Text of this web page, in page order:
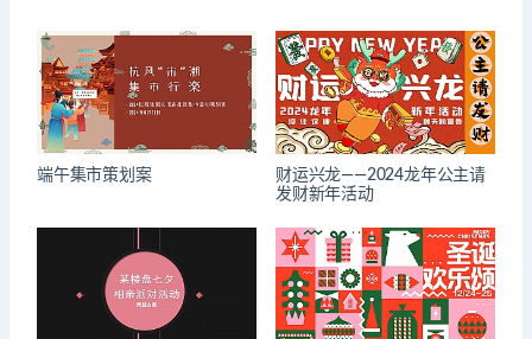
端午集市策划案
财运兴龙——2024龙年公主请
发财新年活动